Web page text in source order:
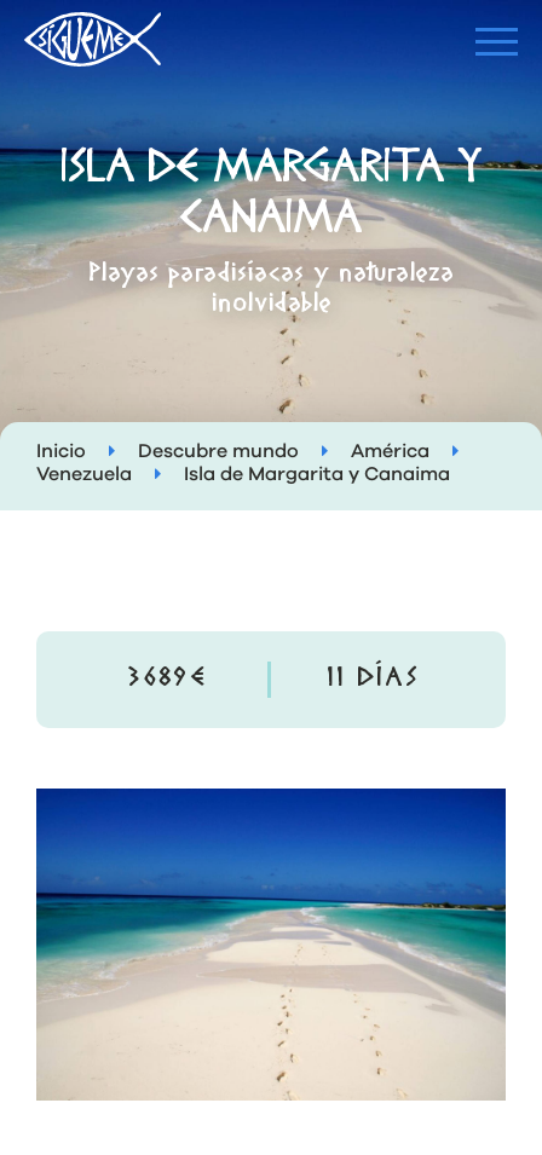
ISLA DE MARGARITA Y
CANAIMA
Playas paradisíacas y naturaleza
inolvidable
Inicio Descubre mundo
América
Venezuela
Isla de Margarita y Canaima
3689€ 11 DÍAS